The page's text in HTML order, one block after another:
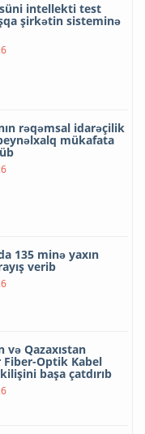
süni intellekti test
şirkətin sisteminə
rəqəmsal idarəçilik
mükafata
135 minə yaxın
verib
və Qazaxıstan
Fiber-Optik Kabel
başa çatdırıb